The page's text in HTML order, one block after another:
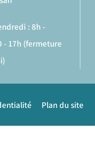
: 8h -
- 17h (fermeture
Plan du site